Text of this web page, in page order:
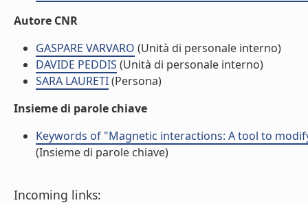
Autore CNR
GASPARE VARVARO (Unità di personale interno)
DAVIDE PEDDIS (Unità di personale interno)
SARA LAURETI(Persona)
Insieme di parole chiave
Keywords of "Magnetic interactions: A tool to
(Insieme di parole chiave)
Incoming links: